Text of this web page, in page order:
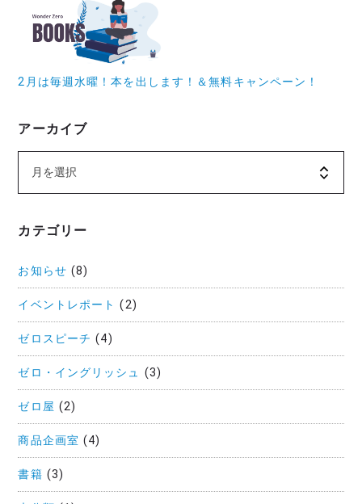
2月は毎週水曜！本を出します！＆無料キャンペーン！
アーカイブ
カテゴリー
お知らせ (8)
イベントレポート (2)
ゼロスピーチ (4)
ゼロ・イングリッシュ (3)
ゼロ屋 (2)
商品企画室 (4)
書籍 (3)